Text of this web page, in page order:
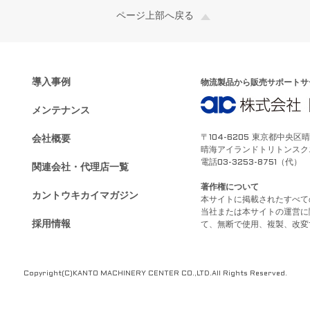
ページ上部へ戻る
導入事例
メンテナンス
会社概要
関連会社・代理店一覧
カントウキカイマガジン
採用情報
物流製品から販売サポート
〒104-6205 東京都中央区
晴海アイランドトリトンス
電話03-3253-8751（代
著作権について
本サイトに掲載されたすべ
当社または本サイトの運営
て、無断で使用、複製、改
Copyright(C)KANTO MACHINERY CENTER CO.,LTD.All Rights Reserved.